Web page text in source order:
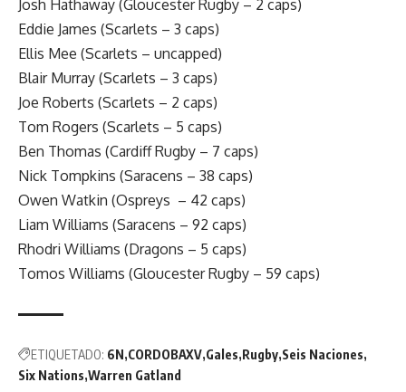
Josh Hathaway (Gloucester Rugby – 2 caps)
Eddie James (Scarlets – 3 caps)
Ellis Mee (Scarlets – uncapped)
Blair Murray (Scarlets – 3 caps)
Joe Roberts (Scarlets – 2 caps)
Tom Rogers (Scarlets – 5 caps)
Ben Thomas (Cardiff Rugby – 7 caps)
Nick Tompkins (Saracens – 38 caps)
Owen Watkin (Ospreys – 42 caps)
Liam Williams (Saracens – 92 caps)
Rhodri Williams (Dragons – 5 caps)
Tomos Williams (Gloucester Rugby – 59 caps)
ETIQUETADO: 6N CORDOBAXV Gales Rugby Seis Naciones
Six Nations Warren Gatland